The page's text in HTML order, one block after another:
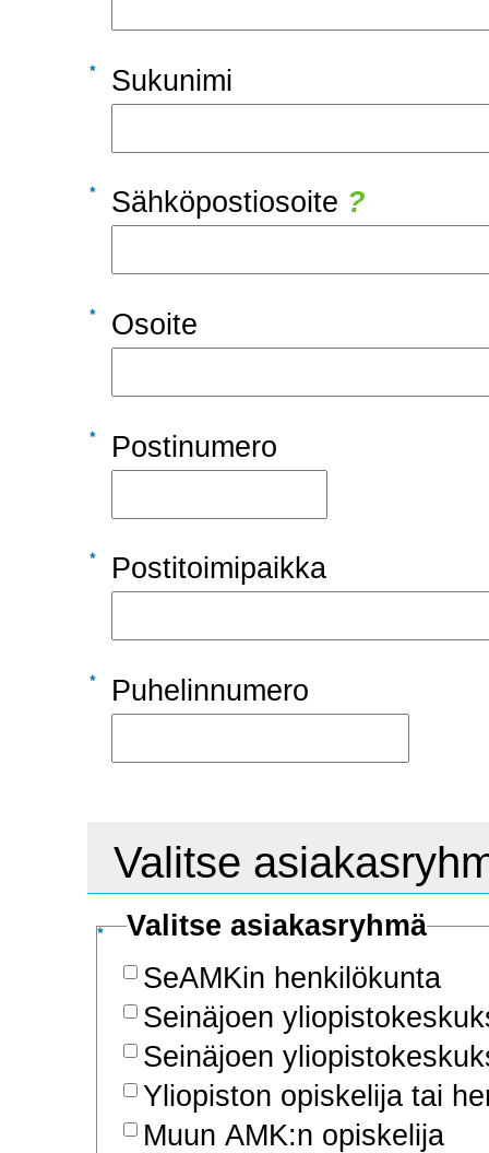
Sukunimi
Sähköpostiosoite ?
Osoite
Postinumero
Postitoimipaikka
Puhelinnumero
Valitse
Valitse asiakasryhmä
SeAMKin henkilökunta
Seinäjoen
Seinäjoen
Yliopiston opiskelija tai
Muun AMK:n opiskelija